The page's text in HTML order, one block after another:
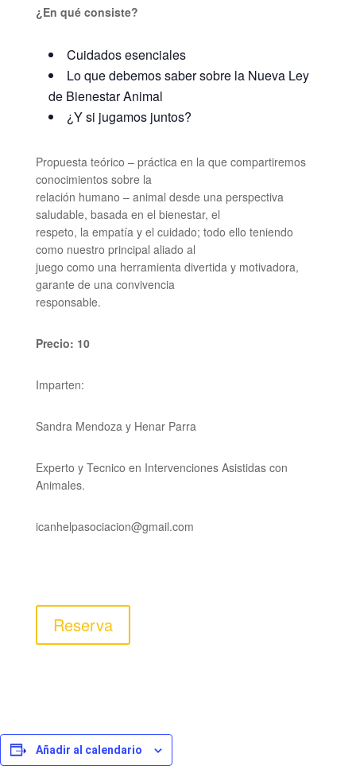
¿En qué consiste?
Cuidados esenciales
Lo que debemos saber sobre la Nueva Ley
de Bienestar Animal
¿Y si jugamos juntos?
Propuesta teórico – práctica en la que compartiremos
conocimientos sobre la
relación humano – animal desde una perspectiva
saludable, basada en el bienestar, el
respeto, la empatía y el cuidado; todo ello teniendo
como nuestro principal aliado al
juego como una herramienta divertida y motivadora,
garante de una convivencia
responsable.
Precio: 10
Imparten:
Sandra Mendoza y Henar Parra
Experto y Tecnico en Intervenciones Asistidas con
Animales.
icanhelpasociacion@gmail.com
Reserva
Añadir al calendario